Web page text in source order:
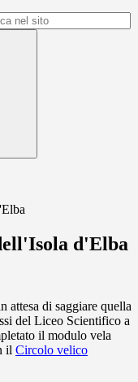
d'Elba
attesa di saggiare quella
del Liceo Scientifico a
il modulo vela
il Circolo velico